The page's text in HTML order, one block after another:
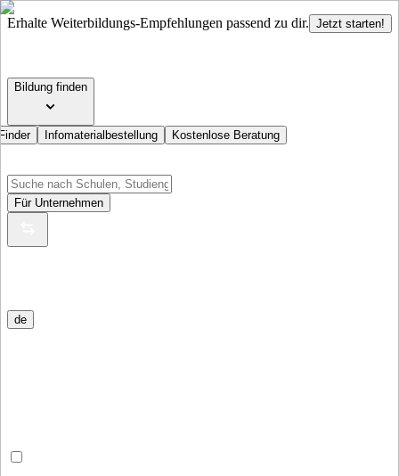
Erhalte Weiterbildungs-Empfehlungen passend zu dir. Jetzt starten!
Bildung finden
Infomaterialbestellung Kostenlose Beratung
Für Unternehmen
de